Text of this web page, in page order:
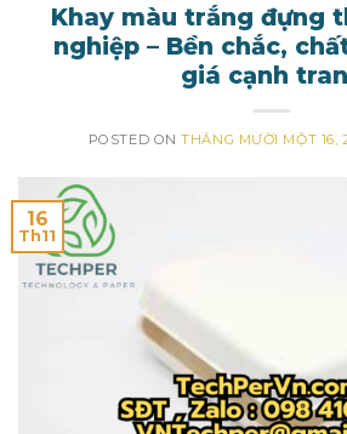
Khay màu trắng đựng
nghiệp – Bền chắc,
giá cạnh
POSTED ONTHÁNG MƯỜI MỘT 16,
16
Th11